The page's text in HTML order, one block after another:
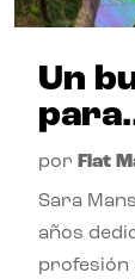
Un
por Flat
Sara
años
profesión